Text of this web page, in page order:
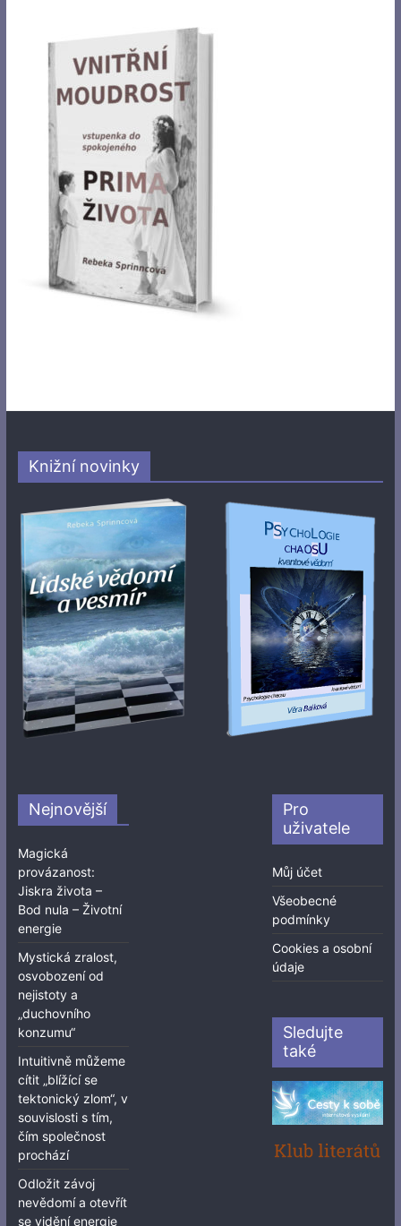
Knižní novinky
Nejnovější
Magická
provázanost:
Jiskra života –
Bod nula – Životní
energie
Mystická zralost,
osvobození od
nejistoty a
„duchovního
konzumu“
Intuitivně můžeme
cítit „blížící se
tektonický zlom“, v
souvislosti s tím,
čím společnost
prochází
Odložit závoj
nevědomí a otevřít
se vidění energie
Pro
uživatele
Můj účet
Všeobecné
podmínky
Cookies a osobní
údaje
Sledujte
také